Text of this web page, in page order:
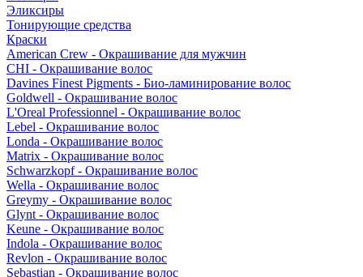
Эликсиры
Тонирующие средства
Краски
American Crew - Окрашивание для мужчин
CHI - Окрашивание волос
Davines Finest Pigments - Био-ламинирование волос
Goldwell - Окрашивание волос
L'Oreal Professionnel - Окрашивание волос
Lebel - Окрашивание волос
Londa - Окрашивание волос
Matrix - Окрашивание волос
Schwarzkopf - Окрашивание волос
Wella - Окрашивание волос
Greymy - Окрашивание волос
Glynt - Окрашивание волос
Keune - Окрашивание волос
Indola - Окрашивание волос
Revlon - Окрашивание волос
Sebastian - Окрашивание волос